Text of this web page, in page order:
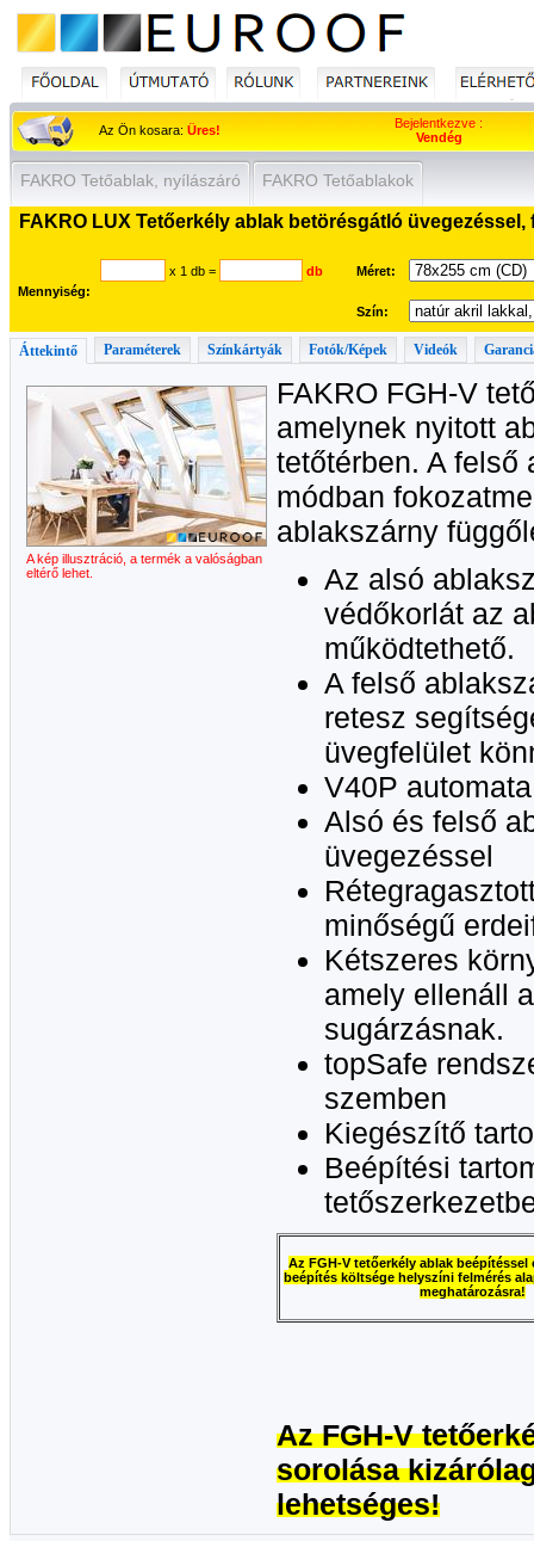
Az Ön kosara: Üres!
Bejelentkezve :
Vendég
FAKRO Tetőablak, nyílászáró FAKRO Tetőablakok
FAKRO LUX Tetőerkély ablak betörésgátló üvegezéssel,
Mennyiség:
x 1 db = db Méret:
Szín:
Áttekintő Paraméterek Színkártyák Fotók/Képek Videók
A kép illusztráció, a termék a valóságban
eltérő lehet.
FAKRO FGH-V
amelynek nyitott
tetőtérben. A felső
módban
ablakszárny
Az alsó
védőkorlát az
működtethető.
A felső
retesz
üvegfelület
V40P
Alsó és felső
üvegezéssel
minőségű
Kétszeres
amely ellenáll
sugárzásnak.
topSafe
szemben
Kiegészítő
Beépítési
Az FGH-V tetőerkély ablak
beépítés költsége helyszíni felmérés
meghatározásra!
Az FGH-V
sorolása
lehetséges!